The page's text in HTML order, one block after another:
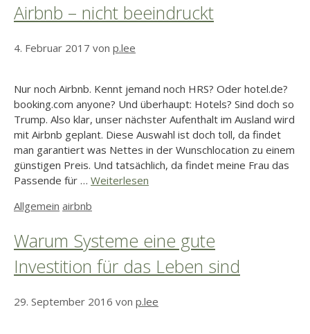
Airbnb – nicht beeindruckt
4. Februar 2017 von p.lee
Nur noch Airbnb. Kennt jemand noch HRS? Oder hotel.de?
booking.com anyone? Und überhaupt: Hotels? Sind doch so
Trump. Also klar, unser nächster Aufenthalt im Ausland wird
mit Airbnb geplant. Diese Auswahl ist doch toll, da findet
man garantiert was Nettes in der Wunschlocation zu einem
günstigen Preis. Und tatsächlich, da findet meine Frau das
Passende für … Weiterlesen
Kategorien
Allgemein Schlagwörter
airbnb
Warum Systeme eine gute
Investition für das Leben sind
29. September 2016 von p.lee